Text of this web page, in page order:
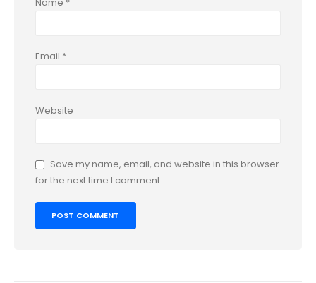
Email *
Website
Save my name, email, and website in this browser
for the next time I comment.